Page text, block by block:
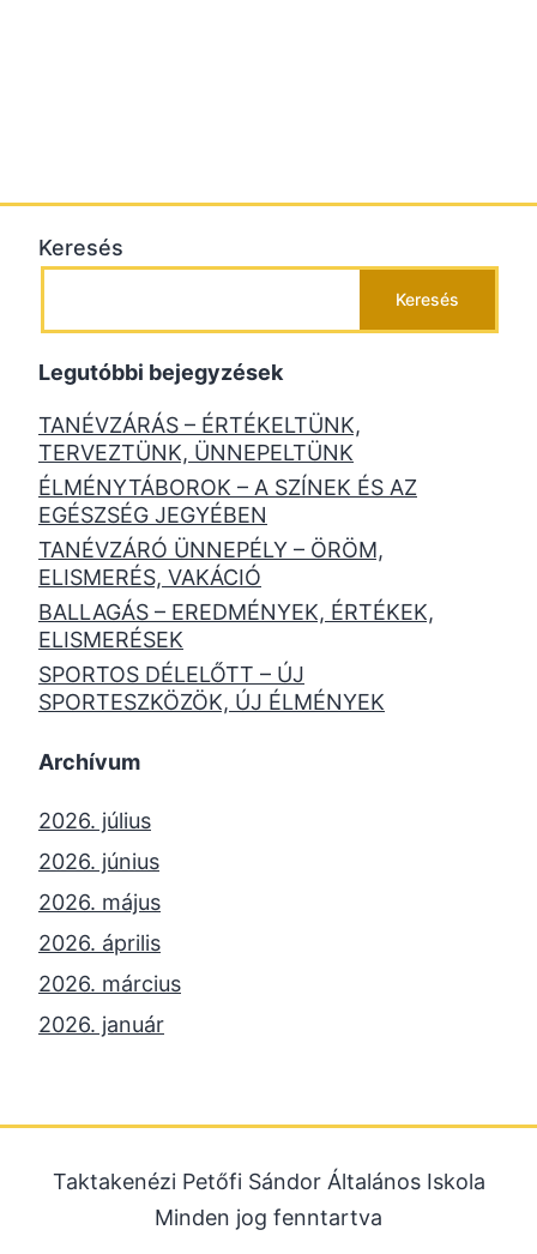
Keresés
Keresés
Legutóbbi bejegyzések
TANÉVZÁRÁS – ÉRTÉKELTÜNK,
TERVEZTÜNK, ÜNNEPELTÜNK
ÉLMÉNYTÁBOROK – A SZÍNEK ÉS AZ
EGÉSZSÉG JEGYÉBEN
TANÉVZÁRÓ ÜNNEPÉLY – ÖRÖM,
ELISMERÉS, VAKÁCIÓ
BALLAGÁS – EREDMÉNYEK, ÉRTÉKEK,
ELISMERÉSEK
SPORTOS DÉLELŐTT – ÚJ
SPORTESZKÖZÖK, ÚJ ÉLMÉNYEK
Archívum
2026. július
2026. június
2026. május
2026. április
2026. március
2026. január
2025. július
2025. június
Taktakenézi Petőfi Sándor Általános Iskola
Minden jog fenntartva